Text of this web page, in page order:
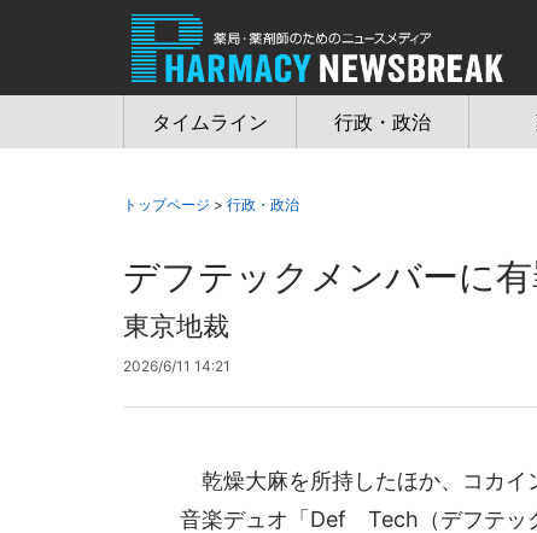
タイムライン 行政・政治
トップページ > 行政・政治
デフテックメンバーに
東京地裁
2026/6/11 14:21
乾燥大麻を所持したほか、コカイ
音楽デュオ「Def Tech（デフテッ